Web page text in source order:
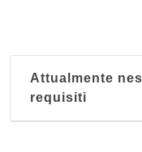
Attualmente
requisiti